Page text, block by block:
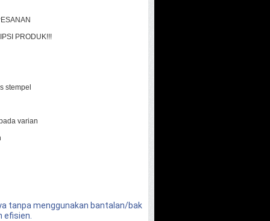
PRODUK!!!
stempel
varian
tanpa menggunakan bantalan/bak
efisien.